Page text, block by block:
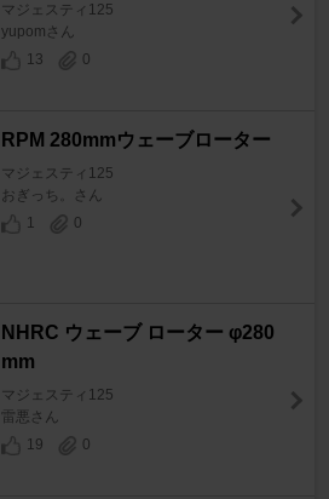
マジェスティ125
yupomさん
13
0
RPM 280mmウェーブローター
マジェスティ125
おぎっち。さん
1
0
NHRC ウェーブ ローター φ280
mm
マジェスティ125
雷悪さん
19
0